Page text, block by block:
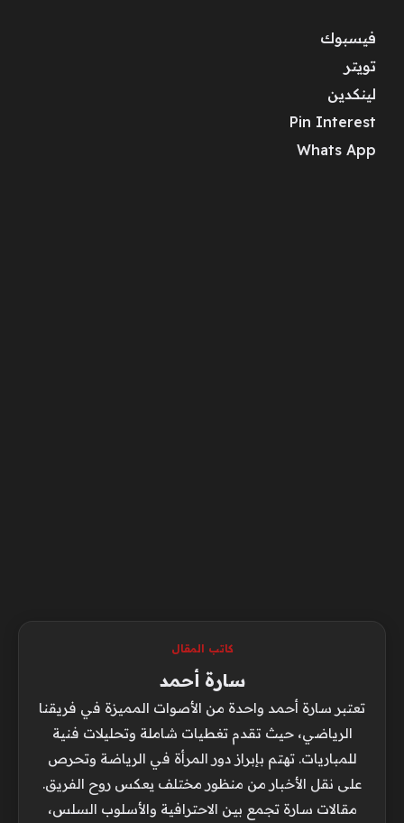
فيسبوك
تويتر
لينكدين
Pin Interest
Whats App
كاتب المقال
سارة أحمد
تعتبر سارة أحمد واحدة من الأصوات المميزة في فريقنا
الرياضي، حيث تقدم تغطيات شاملة وتحليلات فنية
للمباريات. تهتم بإبراز دور المرأة في الرياضة وتحرص
على نقل الأخبار من منظور مختلف يعكس روح الفريق.
مقالات سارة تجمع بين الاحترافية والأسلوب السلس،